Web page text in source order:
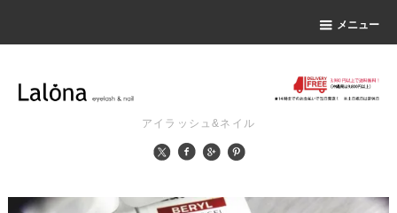
メニュー
アイラッシュ&ネイル